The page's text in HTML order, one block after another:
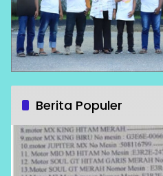
Berita Populer